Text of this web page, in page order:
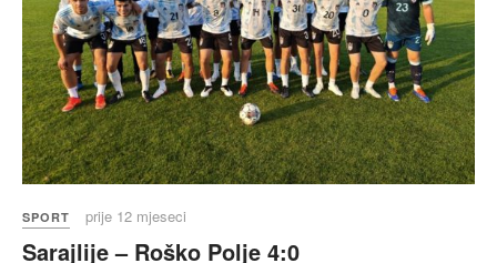
SPORT prije 12 mjeseci
Sarajlije – Roško Polje 4:0